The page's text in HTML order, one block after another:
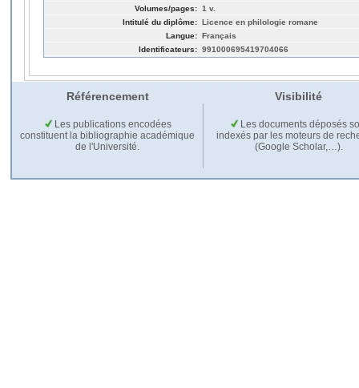
Volumes/pages: 1 v.
Intitulé du diplôme: Licence en philologie romane
Langue: Français
Identificateurs: 991000695419704066
Référencement Visibilité
Les publications encodées
constituent la bibliographie académique
de l'Université.
Les documents déposés
indexés par les moteurs de
(Google Scholar,…).